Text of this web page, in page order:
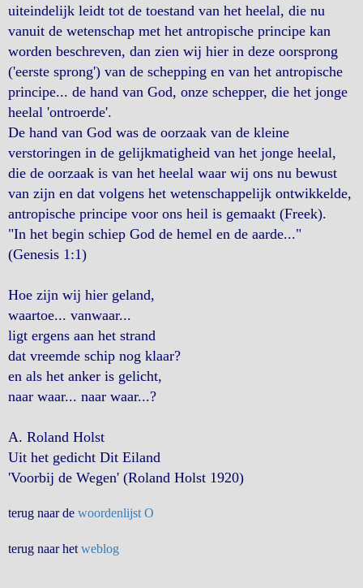
uiteindelijk leidt tot de toestand van het heelal, die nu
vanuit de wetenschap met het antropische principe kan
worden beschreven, dan zien wij hier in deze oorsprong
('eerste sprong') van de schepping en van het antropische
principe... de hand van God, onze schepper, die het jonge
heelal 'ontroerde'.
De hand van God was de oorzaak van de kleine
verstoringen in de gelijkmatigheid van het jonge heelal,
die de oorzaak is van het heelal waar wij ons nu bewust
van zijn en dat volgens het wetenschappelijk ontwikkelde,
antropische principe voor ons heil is gemaakt (Freek).
"In het begin schiep God de hemel en de aarde..."
(Genesis 1:1)
Hoe zijn wij hier geland,
waartoe... vanwaar...
ligt ergens aan het strand
dat vreemde schip nog klaar?
en als het anker is gelicht,
naar waar... naar waar...?
A. Roland Holst
Uit het gedicht Dit Eiland
'Voorbij de Wegen' (Roland Holst 1920)
terug naar de woordenlijst O
terug naar het weblog